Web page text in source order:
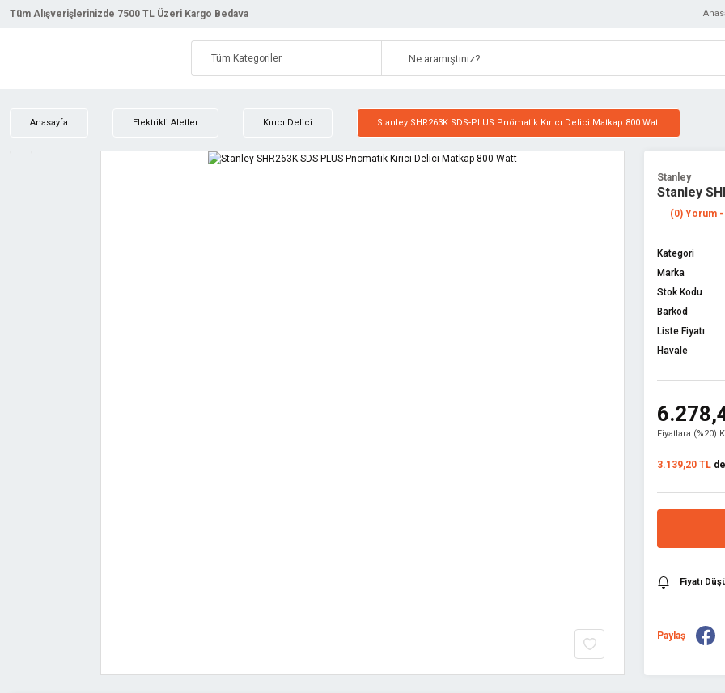
Tüm Alışverişlerinizde 7500 TL Üzeri Kargo Bedava
Anasayfa Elektrikli Aletler Kırıcı Delici Stanley SHR263K SDS-PLUS Pnömatik Kırıcı Delici Matkap 800 Watt
Stanley
Stanley
(0) Yorum -
Kategori
Marka
Stok Kodu
Barkod
Liste Fiyatı
Havale
Fiyatlara (%20)
3.139,20 TL
Fiyatı
Paylaş